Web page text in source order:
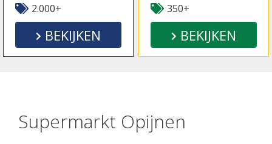
2.000+
BEKIJKEN
350+
BEKIJKEN
Supermarkt Opijnen